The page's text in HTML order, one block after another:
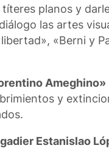
planos y
las artes
«Berni y
y
Estanislao